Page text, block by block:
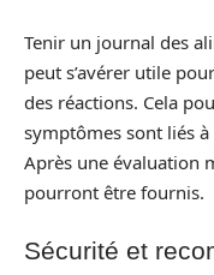
Tenir un journal des
peut s’avérer utile
des réactions. Cela
symptômes sont liés à
Après une évaluation
pourront être fournis.
Sécurité et